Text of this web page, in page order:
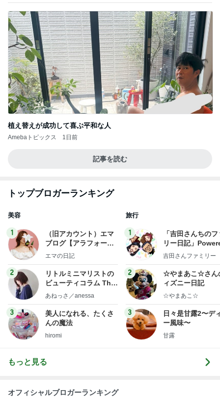
植え替えが成功して喜ぶ平和な人
Amebaトピックス 1日前
記事を読む
トップブロガーランキング
美容
1
（旧アカウント）エマ
ブログ【アラフォー会
社売却セカンドライ
エマの日記
2
リトルミニマリストの
ビューティコラム The
little minimalist's bea
あねっさ／anessa
3
美人になれる、たくさ
んの魔法
hiromi
旅行
1
「吉田さんちの
リー日記」
y Ameba 吉田さ
ログ
吉田さんファミリー
2
☆やまあこ☆さん
ィズニー日記
☆やまあこ☆
3
日々是甘露2〜デ
ー風味〜
甘露
もっと見る
オフィシャルブロガーランキング